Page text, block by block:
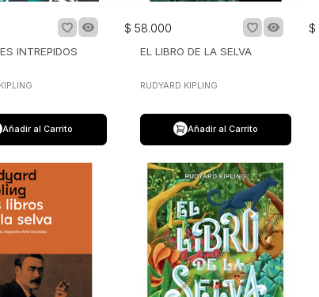
INTREPIDOS
Añadir al Carrito
$ 58.000
EL LIBRO DE LA SELVA
RUDYARD KIPLING
Añadir al Carrito
$